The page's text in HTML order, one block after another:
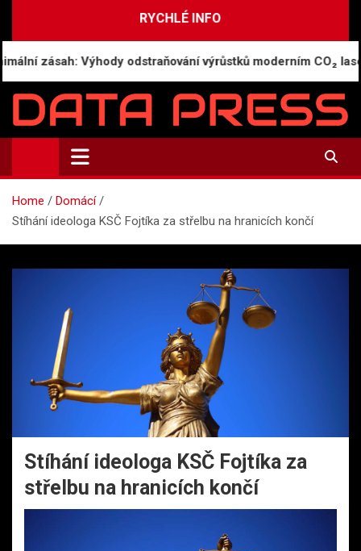
RYCHLÉ INFO
zásah: Výhody odstraňování výrůstků moderním CO₂ laserem
Data-Press.cz
Ekonomické informace a přehledy zpravodajství
Home
Domácí
Stíhání ideologa KSČ Fojtíka za střelbu na hranicích končí
Stíhání ideologa KSČ Fojtíka za
střelbu na hranicích končí